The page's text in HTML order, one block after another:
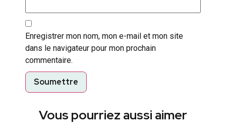
Enregistrer mon nom, mon e-mail et mon site
dans le navigateur pour mon prochain
commentaire.
Vous pourriez aussi aimer